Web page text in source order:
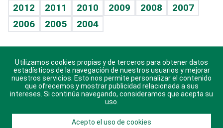
Celebrando la vida
Sin complejos
En pocas palabras
Escuchando al corazón
Economía Personal
2012
2011 2010 2009 2008
2007
2006
2005 2004
Descarga nuestras aplicaciones para Android, iOS y
sistema Huawei.
Utilizamos cookies propias y de terceros para obtener datos
estadísticos de la navegación de nuestros usuarios y mejorar
nuestros servicios. Esto nos permite personalizar el contenido
que ofrecemos y mostrar publicidad relacionada a sus
intereses. Si continúa navegando, consideramos que acepta su
uso.
Acepto el uso de cookies